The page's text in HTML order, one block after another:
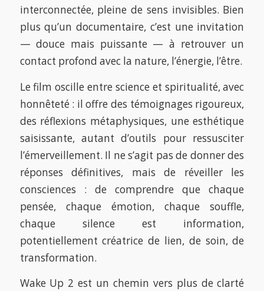
interconnectée, pleine de sens invisibles. Bien
plus qu’un documentaire, c’est une invitation
— douce mais puissante — à retrouver un
contact profond avec la nature, l’énergie, l’être.
Le film oscille entre science et spiritualité, avec
honnêteté : il offre des témoignages rigoureux,
des réflexions métaphysiques, une esthétique
saisissante, autant d’outils pour ressusciter
l’émerveillement. Il ne s’agit pas de donner des
réponses définitives, mais de réveiller les
consciences : de comprendre que chaque
pensée, chaque émotion, chaque souffle,
chaque silence est information,
potentiellement créatrice de lien, de soin, de
transformation.
Wake Up 2 est un chemin vers plus de clarté